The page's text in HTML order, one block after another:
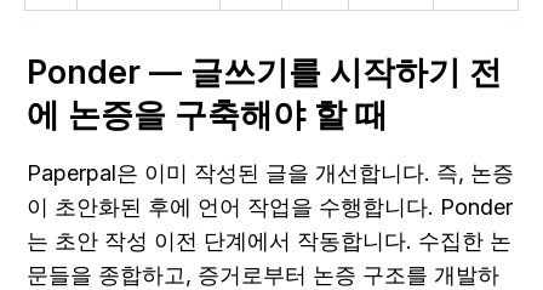
Ponder — 글쓰기를 시작하기 전
에 논증을 구축해야 할 때
Paperpal은 이미 작성된 글을 개선합니다. 즉, 논증
이 초안화된 후에 언어 작업을 수행합니다. Ponder
는 초안 작성 이전 단계에서 작동합니다. 수집한 논
문들을 종합하고, 증거로부터 논증 구조를 개발하